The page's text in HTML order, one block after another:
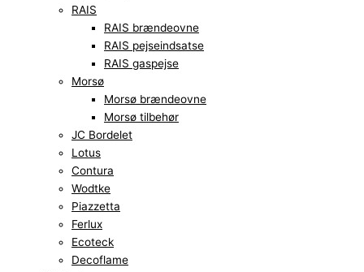
RAIS
RAIS brændeovne
RAIS pejseindsatse
RAIS gaspejse
Morsø
Morsø brændeovne
Morsø tilbehør
JC Bordelet
Lotus
Contura
Wodtke
Piazzetta
Ferlux
Ecoteck
Decoflame